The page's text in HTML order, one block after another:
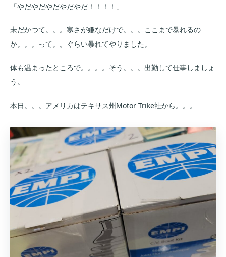
「やだやだやだやだやだ！！！！」
未だかつて。。。寒さが嫌なだけで。。。ここまで暴れるの
か。。。って。。ぐらい暴れてやりました。
体も温まったところで。。。。そう。。。出勤して仕事しましょ
う。
本日。。。アメリカはテキサス州Motor Trike社から。。。